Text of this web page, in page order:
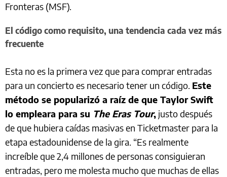
Fronteras (MSF).
El código como requisito, una tendencia cada vez más
frecuente
Esta no es la primera vez que para comprar entradas
para un concierto es necesario tener un código. Este
método se popularizó a raíz de que Taylor Swift
lo empleara para su The Eras Tour, justo después
de que hubiera caídas masivas en Ticketmaster para la
etapa estadounidense de la gira. “Es realmente
increíble que 2,4 millones de personas consiguieran
entradas, pero me molesta mucho que muchas de ellas